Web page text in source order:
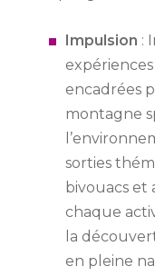
Impulsion :
encadrées
montagne
sorties
bivouacs et
chaque
la
en pleine